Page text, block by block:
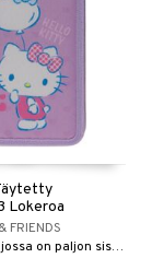
Lokeroa
FRIENDS
Söpö penaali, jossa on paljon sisältöä!